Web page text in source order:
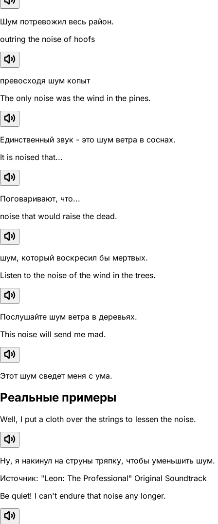
Шум потревожил весь район.
outring the noise of hoofs
превосходя шум копыт
The only noise was the wind in the pines.
Единственный звук - это шум ветра в соснах.
It is noised that...
Поговаривают, что...
noise that would raise the dead.
шум, который воскресил бы мертвых.
Listen to the noise of the wind in the trees.
Послушайте шум ветра в деревьях.
This noise will send me mad.
Этот шум сведет меня с ума.
Реальные примеры
Well, I put a cloth over the strings to lessen the noise.
Ну, я накинул на струны тряпку, чтобы уменьшить шум.
Источник: "Leon: The Professional" Original Soundtrack
Be quiet! I can't endure that noise any longer.